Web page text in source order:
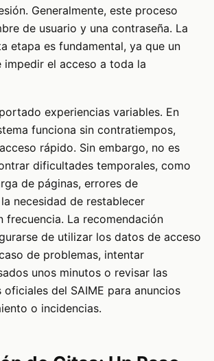
Generalmente, este proceso
de usuario y una contraseña. La
etapa es fundamental, ya que un
impedir el acceso a toda la
experiencias variables. En
funciona sin contratiempos,
rápido. Sin embargo, no es
dificultades temporales, como
de páginas, errores de
necesidad de restablecer
frecuencia. La recomendación
de utilizar los datos de acceso
de problemas, intentar
unos minutos o revisar las
del SAIME para anuncios
o incidencias.